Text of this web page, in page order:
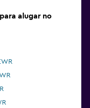
alugar no